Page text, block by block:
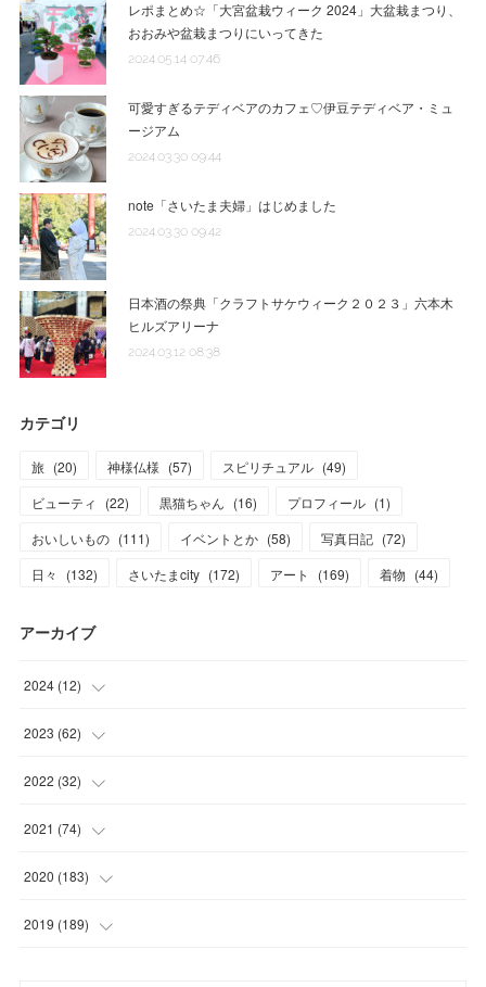
レポまとめ☆「大宮盆栽ウィーク 2024」大盆栽まつり、
おおみや盆栽まつりにいってきた
2024.05.14 07:46
可愛すぎるテディベアのカフェ♡伊豆テディベア・ミュ
ージアム
2024.03.30 09:44
note「さいたま夫婦」はじめました
2024.03.30 09:42
日本酒の祭典「クラフトサケウィーク２０２３」六本木
ヒルズアリーナ
2024.03.12 08:38
カテゴリ
旅 (20) 神様仏様 (57) スピリチュアル (49)
ビューティ
(22) 黒猫ちゃん (16) プロフィール (1)
おいしいもの (111) イベントとか (58) 写真日記 (72)
日々
(132) さいたまcity (172) アート (169) 着物 (44)
アーカイブ
2024 (12)
(1
(1
(3
(3)
2023 (62)
(11 )
(3
(7)
(7)
2022 (32)
(1
(3)
(8)
2021 (74)
(17
(7)
2020 (183)
(17
2019 (189)